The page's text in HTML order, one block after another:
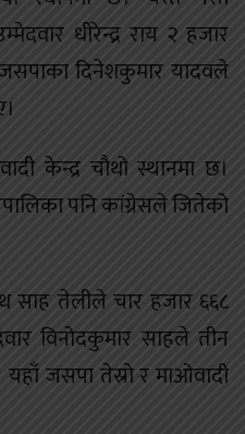
धीरेन्द्र राय २ हजार
दिनेशकुमार यादवले
केन्द्र चौथो स्थानमा छ।
पनि कांग्रेसले जितेको
साह तेलीले चार हजार ६६८
विनोदकुमार साहले तीन
जसपा तेस्रो र माओवादी